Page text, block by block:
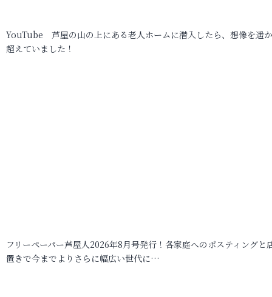
YouTube 芦屋の山の上にある老人ホームに潜入したら、想像を遥
超えていました！
フリーペーパー芦屋人2026年8月号発行！各家庭へのポスティングと
置きで今までよりさらに幅広い世代に…